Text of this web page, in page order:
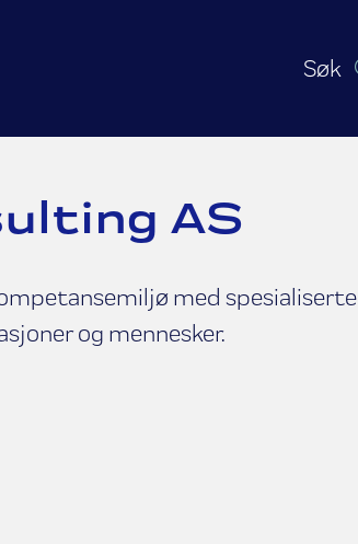
Søk
AS
med spesialiserte
og mennesker.